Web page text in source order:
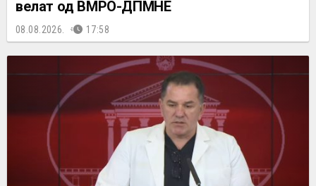
велат од ВМРО-ДПМНЕ
08.08.2026. 17:58